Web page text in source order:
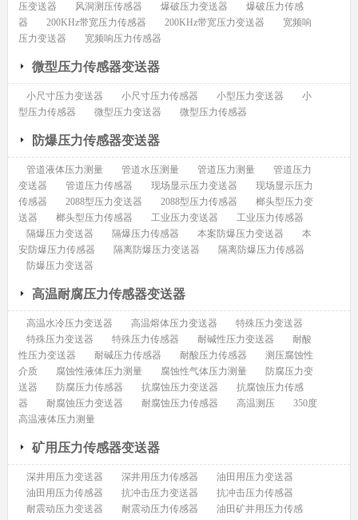
压变送器
风洞测压传感器 爆破压力变送器
爆破压力传感
器
200KHz带宽压力传感器 200KHz带宽压力变送器
宽频响
压力变送器
宽频响压力传感器
微型压力传感器变送器
小尺寸压力变送器 小尺寸压力传感器 小型压力变送器
小
型压力传感器
微型压力变送器 微型压力传感器
防爆压力传感器变送器
管道液体压力测量 管道水压测量 管道压力测量
管道压力
变送器
管道压力传感器 现场显示压力变送器
现场显示压力
传感器
2088型压力变送器 2088型压力传感器
榔头型压力变
送器
榔头型压力传感器 工业压力变送器
工业压力传感器
隔爆压力变送器
隔爆压力传感器 本案防爆压力变送器
本
安防爆压力传感器
隔离防爆压力变送器
隔离防爆压力传感器
防爆压力变送器
高温耐腐压力传感器变送器
高温水冷压力变送器 高温熔体压力变送器
特殊压力变送器
特殊压力变送器
特殊压力传感器 耐碱性压力变送器
耐酸
性压力变送器
耐碱压力传感器 耐酸压力传感器
测压腐蚀性
介质
腐蚀性液体压力测量 腐蚀性气体压力测量
防腐压力变
送器
防腐压力传感器 抗腐蚀压力变送器
抗腐蚀压力传感
器
耐腐蚀压力变送器 耐腐蚀压力传感器 高温测压
350度
高温液体压力测量
矿用压力传感器变送器
深井用压力变送器 深井用压力传感器
油田用压力变送器
油田用压力传感器
抗冲击压力变送器
抗冲击压力传感器
耐震动压力变送器
耐震动压力传感器
油田矿井用压力传感